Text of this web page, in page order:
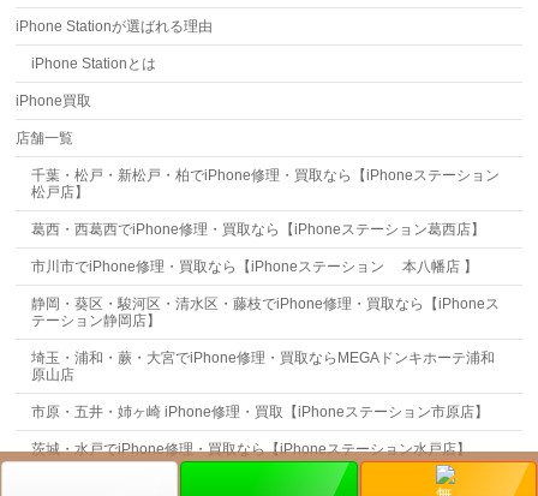
iPhone Stationが選ばれる理由
iPhone Stationとは
iPhone買取
店舗一覧
千葉・松戸・新松戸・柏でiPhone修理・買取なら【iPhoneステーション
松戸店】
葛西・西葛西でiPhone修理・買取なら【iPhoneステーション葛西店】
市川市でiPhone修理・買取なら【iPhoneステーション 本八幡店 】
静岡・葵区・駿河区・清水区・藤枝でiPhone修理・買取なら【iPhoneス
テーション静岡店】
埼玉・浦和・蕨・大宮でiPhone修理・買取ならMEGAドンキホーテ浦和
原山店
市原・五井・姉ヶ崎 iPhone修理・買取【iPhoneステーション市原店】
茨城・水戸でiPhone修理・買取なら【iPhoneステーション水戸店】